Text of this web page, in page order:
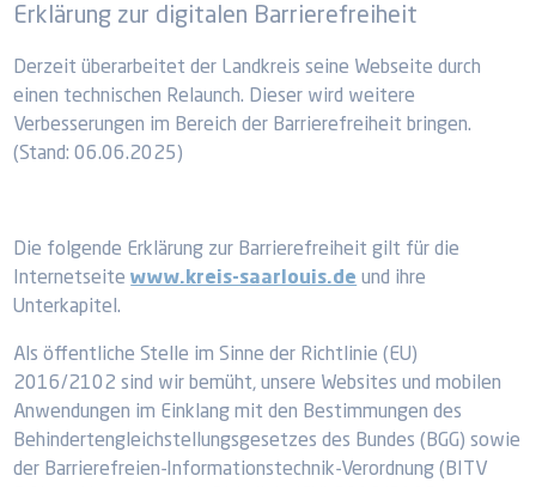
Erklärung zur digitalen Barrierefreiheit
Derzeit überarbeitet der Landkreis seine Webseite durch
einen technischen Relaunch. Dieser wird weitere
Verbesserungen im Bereich der Barrierefreiheit bringen.
(Stand: 06.06.2025)
Die folgende Erklärung zur Barrierefreiheit gilt für die
Internetseitewww.kreis-saarlouis.de und ihre
Unterkapitel.
Als öffentliche Stelle im Sinne der Richtlinie (EU)
2016/2102 sind wir bemüht, unsere Websites und mobilen
Anwendungen im Einklang mit den Bestimmungen des
Behindertengleichstellungsgesetzes des Bundes (BGG) sowie
der Barrierefreien-Informationstechnik-Verordnung (BITV